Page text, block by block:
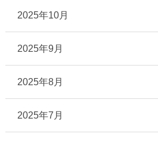
2025年10月
2025年9月
2025年8月
2025年7月